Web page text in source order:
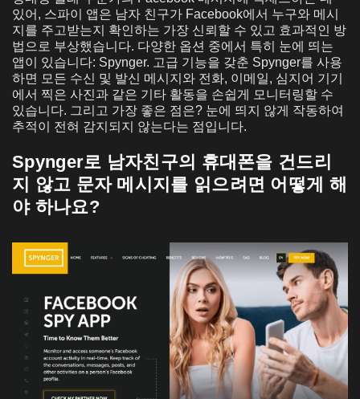
있어, 스파이 앱은 남자 친구가 Facebook에서 누구와 메시
지를 주고받는지 확인하는 가장 신뢰할 수 있고 효과적인 방
법으로 부상했습니다. 다양한 옵션 중에서 특히 눈에 띄는
앱이 있습니다: Spynger. 고급 기능을 갖춘 Spynger를 사용
하면 모든 수신 및 발신 메시지와 전화, 이메일, 심지어 기기
에서 찍은 사진과 같은 기타 활동을 손쉽게 모니터링할 수
있습니다. 그리고 가장 좋은 점은? 눈에 띄지 않게 작동하여
추적이 전혀 감지되지 않는다는 점입니다.
Spynger로 남자친구의 휴대폰을 건드리
지 않고 문자 메시지를 읽으려면 어떻게 해
야 하나요?